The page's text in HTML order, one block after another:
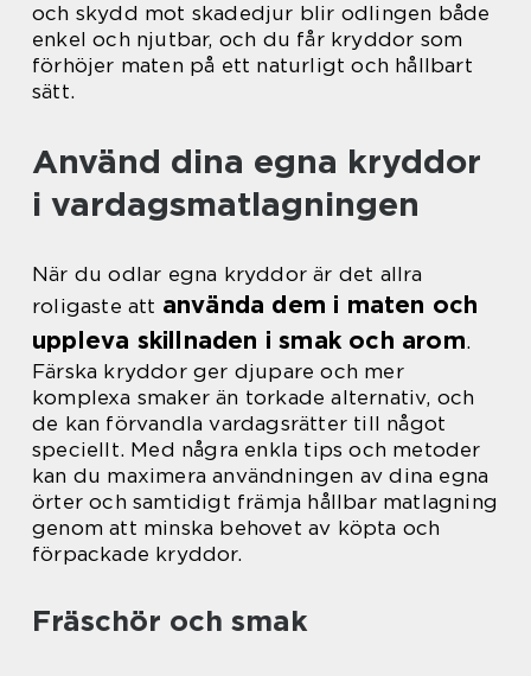
och skydd mot skadedjur blir odlingen både
enkel och njutbar, och du får kryddor som
förhöjer maten på ett naturligt och hållbart
sätt.
Använd dina egna kryddor
i vardagsmatlagningen
När du odlar egna kryddor är det allra
roligaste att använda dem i maten och
uppleva skillnaden i smak och arom.
Färska kryddor ger djupare och mer
komplexa smaker än torkade alternativ, och
de kan förvandla vardagsrätter till något
speciellt. Med några enkla tips och metoder
kan du maximera användningen av dina egna
örter och samtidigt främja hållbar matlagning
genom att minska behovet av köpta och
förpackade kryddor.
Fräschör och smak